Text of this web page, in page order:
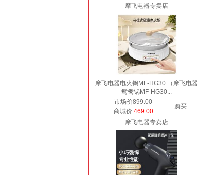
摩飞电器专卖店
摩飞电器电火锅MF-HG30 （摩飞电器
鸳鸯锅MF-HG30...
市场价899.00
购买
商城价:469.00
摩飞电器专卖店